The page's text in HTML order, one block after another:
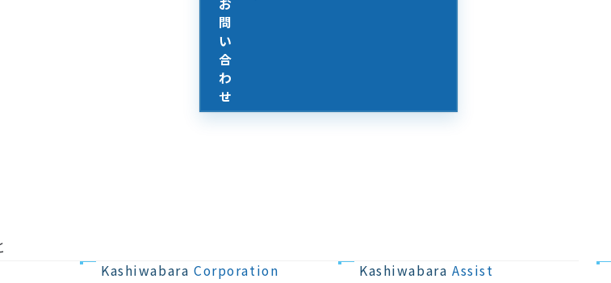
問
い
合
わ
せ
Kashiwabara Corporation Kashiwabara Assist